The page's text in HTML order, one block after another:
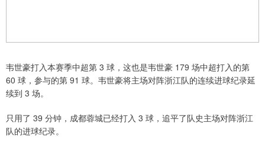
韦世豪打入本赛季中超第 3 球，这也是韦世豪 179 场中超打入的第
60 球，参与的第 91 球。韦世豪将主场对阵浙江队的连续进球纪录延
续到 3 场。
只用了 39 分钟，成都蓉城已经打入 3 球，追平了队史主场对阵浙江
队的进球纪录。